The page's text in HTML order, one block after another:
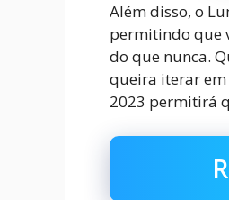
Além disso, o
permitindo que
do que nunca.
queira iterar em
2023 permitirá